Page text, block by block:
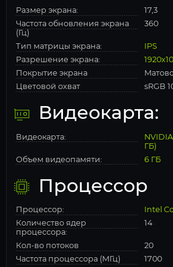
Размер экрана:
17,3
Частота обновления экрана
(Гц)
360
Тип матрицы экрана:
IPS
Разрешение экрана:
Покрытие экрана
Цветовой охват
sRGB
Видеокарта:
Видеокарта:
ГБ)
Объем видеопамяти:
6 ГБ
Процессор
Процессор:
Intel
Количество ядер
процессора:
14
Кол-во потоков
20
Частота процессора (МГц)
1700